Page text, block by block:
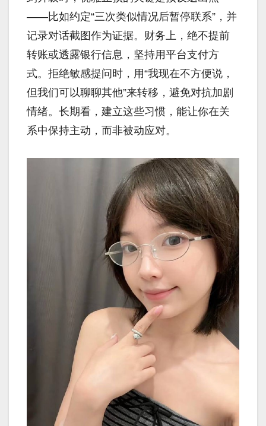
——比如约定“三次类似情况后暂停联系”，并
记录对话截图作为证据。财务上，绝不提前
转账或透露银行信息，坚持用平台支付方
式。拒绝敏感提问时，用“我现在不方便说，
但我们可以聊聊其他”来转移，避免对抗加剧
情绪。长期看，建立这些习惯，能让你在关
系中保持主动，而非被动应对。